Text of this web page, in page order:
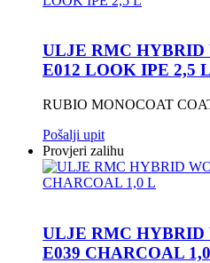
ULJE RMC HYBRID
E012 LOOK IPE 2,5 L
RUBIO MONOCOAT
Pošalji upit
Provjeri zalihu
ULJE RMC HYBRID
E039 CHARCOAL